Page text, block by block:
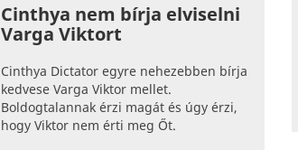
Cinthya nem bírja elviselni
Varga Viktort
Cinthya Dictator egyre nehezebben bírja
kedvese Varga Viktor mellet.
Boldogtalannak érzi magát és úgy érzi,
hogy Viktor nem érti meg Őt.